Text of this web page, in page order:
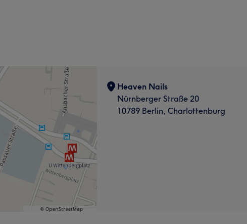
Heaven Nails
Nürnberger Straße 20
10789 Berlin, Charlottenburg